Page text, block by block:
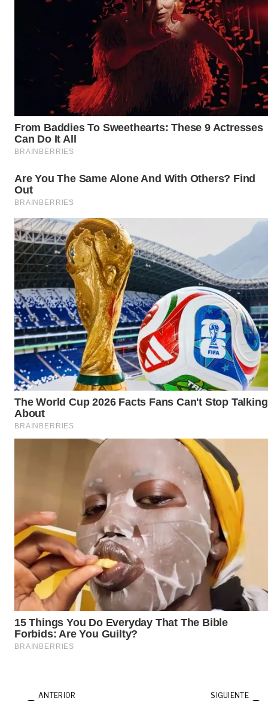
ANTERIOR SIGUIENTE